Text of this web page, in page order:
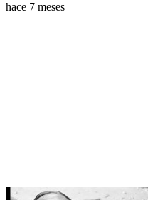
hace 7 meses